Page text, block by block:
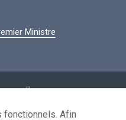
Ministre
Afin